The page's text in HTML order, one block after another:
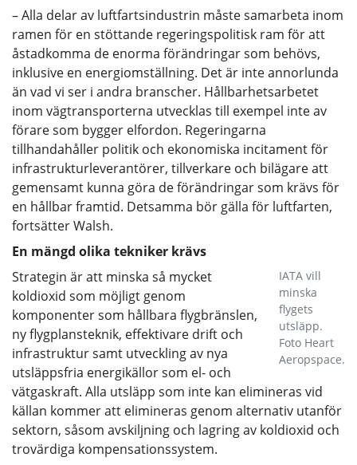
– Alla delar av luftfartsindustrin måste samarbeta inom
ramen för en stöttande regeringspolitisk ram för att
åstadkomma de enorma förändringar som behövs,
inklusive en energiomställning. Det är inte annorlunda
än vad vi ser i andra branscher. Hållbarhetsarbetet
inom vägtransporterna utvecklas till exempel inte av
förare som bygger elfordon. Regeringarna
tillhandahåller politik och ekonomiska incitament för
infrastrukturleverantörer, tillverkare och bilägare att
gemensamt kunna göra de förändringar som krävs för
en hållbar framtid. Detsamma bör gälla för luftfarten,
fortsätter Walsh.
IATA vill
minska
flygets
utsläpp.
Foto Heart
Aeropspace.
En mängd olika tekniker krävs
Strategin är att minska så mycket
koldioxid som möjligt genom
komponenter som hållbara flygbränslen,
ny flygplansteknik, effektivare drift och
infrastruktur samt utveckling av nya
utsläppsfria energikällor som el- och
vätgaskraft. Alla utsläpp som inte kan elimineras vid
källan kommer att elimineras genom alternativ utanför
sektorn, såsom avskiljning och lagring av koldioxid och
trovärdiga kompensationssystem.